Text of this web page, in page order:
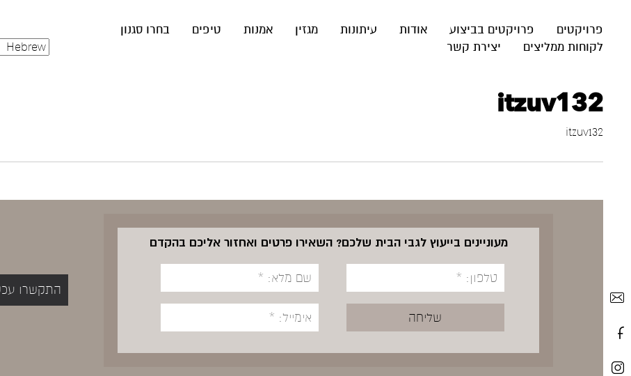
פרויקטים פרויקטים בביצוע אודות עיתונות מגזין אמנות טיפים
בחרו סגנון
לקוחות ממליצים
יצירת קשר
itzuv132
itzuv132
מעוניינים בייעוץ לגבי הבית שלכם? השאירו פרטים ואחזור אליכם בהקדם
התקשרו עכשיו 052-